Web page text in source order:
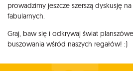
prowadzimy jeszcze szerszą dyskusję
fabularnych.
Graj, baw się i odkrywaj świat
buszowania wśród naszych regałów! :)